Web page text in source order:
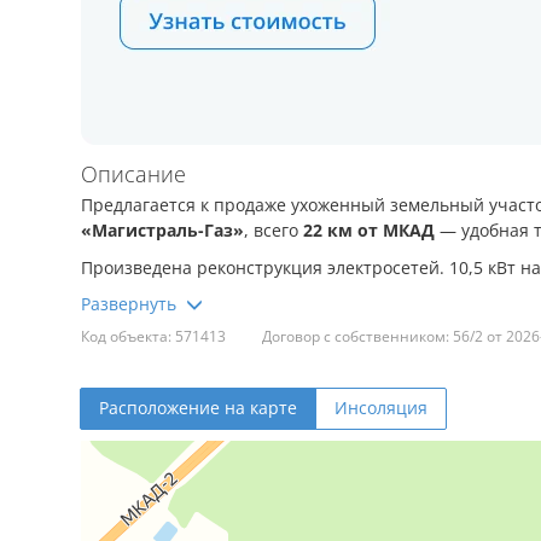
Описание
Предлагается к продаже ухоженный земельный
«Магистраль-Газ», всего 22 км от МКАД — удобная
Произведена реконструкция электросетей. 10,5 кВт
Тихое, обжитое садовое товарищество. Участок
привлекательной цене.
В ст постоянно проживают около 10 человек. В
деревня с частным магазином. В сезон два раза в
круглогодичным вывозом.
У всех, кто живёт постоянно, — электрокотлы. В
Код объекта: 571413 Договор с собственником: 56/2 от
Расположение на карте Инсоляция